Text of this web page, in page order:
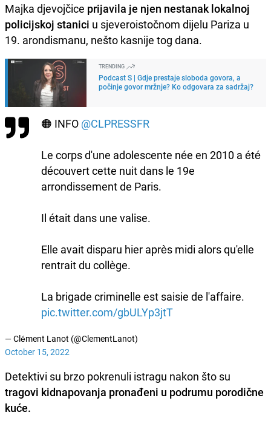
Majka djevojčice prijavila je njen nestanak lokalnoj
policijskoj stanici u sjeveroistočnom dijelu Pariza u
19. arondismanu, nešto kasnije tog dana.
TRENDING
Podcast S | Gdje prestaje sloboda govora, a
počinje govor mržnje? Ko odgovara za sadržaj?
🟠 INFO @CLPRESSFR
Le corps d'une adolescente née en 2010 a été
découvert cette nuit dans le 19e
arrondissement de Paris.
Il était dans une valise.
Elle avait disparu hier après midi alors qu'elle
rentrait du collège.
La brigade criminelle est saisie de l'affaire.
pic.twitter.com/gbULYp3jtT
— Clément Lanot (@ClementLanot)
October 15, 2022
Detektivi su brzo pokrenuli istragu nakon što su
tragovi kidnapovanja pronađeni u podrumu porodične
kuće.